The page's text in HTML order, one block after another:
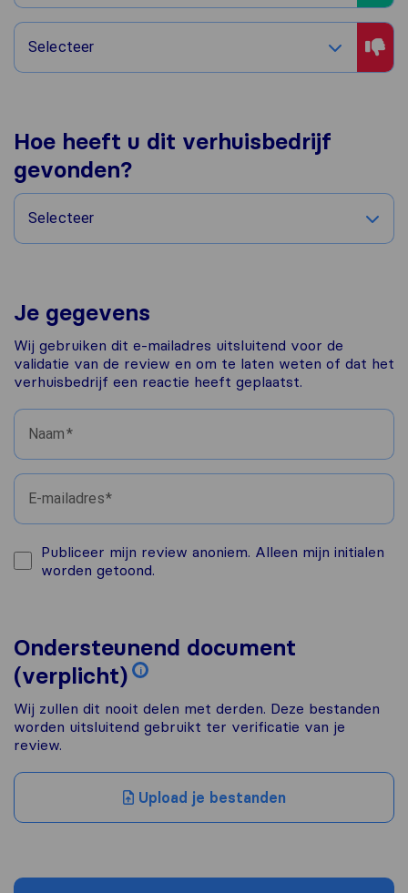
Selecteer
Hoe heeft u dit verhuisbedrijf
gevonden?
Selecteer
Je gegevens
Wij gebruiken dit e-mailadres uitsluitend voor de
validatie van de review en om te laten weten of dat het
verhuisbedrijf een reactie heeft geplaatst.
Naam
E-mailadres
Publiceer mijn review anoniem. Alleen mijn initialen
worden getoond.
Ondersteunend document
(verplicht)
i
Wij zullen dit nooit delen met derden. Deze bestanden
worden uitsluitend gebruikt ter verificatie van je
review.
Upload je bestanden